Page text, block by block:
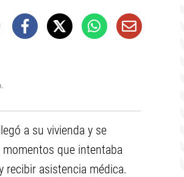
a su vivienda y se
momentos que intentaba
recibir asistencia médica.